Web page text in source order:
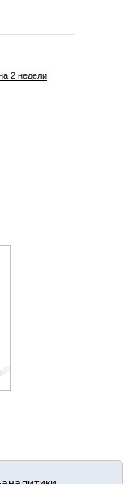
2 недели